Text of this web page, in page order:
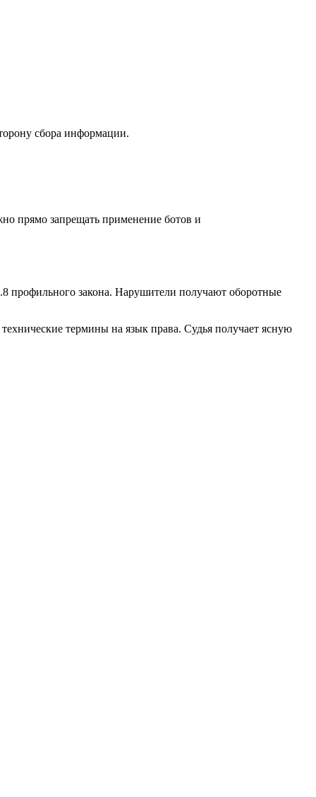
сбора информации.
прямо запрещать применение ботов и
профильного закона. Нарушители получают оборотные
термины на язык права. Судья получает ясную